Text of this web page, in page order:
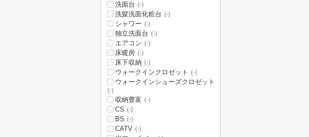
洗面台 (-)
洗髪洗面化粧台 (-)
シャワー (-)
独立洗面台 (-)
エアコン (-)
床暖房 (-)
床下収納 (-)
ウォークインクロゼット (-)
ウォークインシューズクロゼット
(-)
収納豊富 (-)
CS (-)
BS (-)
CATV (-)